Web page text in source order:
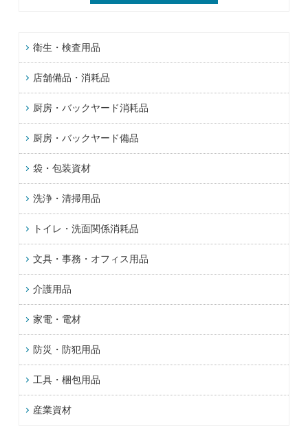
衛生・検査用品
店舗備品・消耗品
厨房・バックヤード消耗品
厨房・バックヤード備品
袋・包装資材
洗浄・清掃用品
トイレ・洗面関係消耗品
文具・事務・オフィス用品
介護用品
家電・電材
防災・防犯用品
工具・梱包用品
産業資材